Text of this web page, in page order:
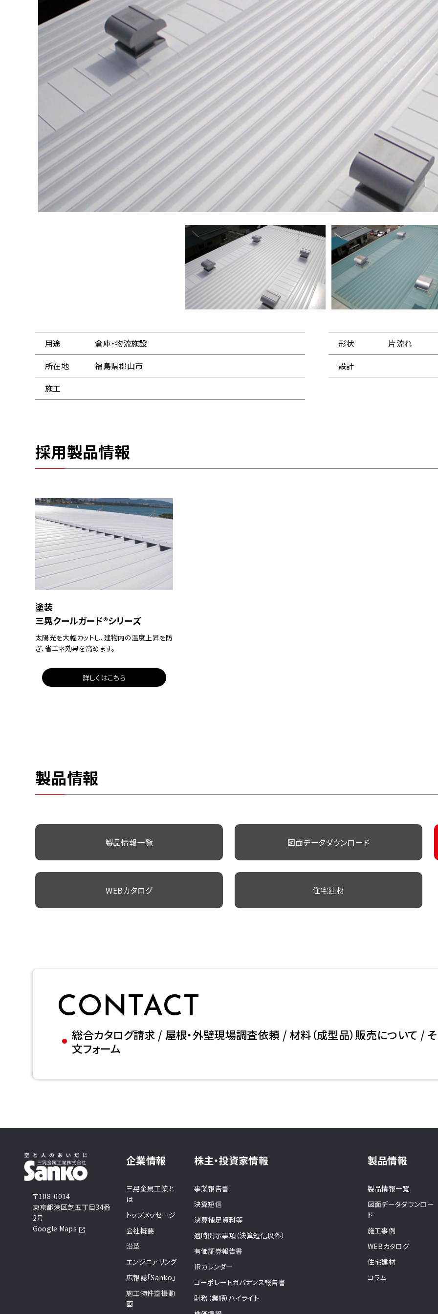
用途 倉庫・物流施設 形状
片流れ
所在地
福島県郡山市
設計
施工
採用製品情報
塗装
三晃クールガード®シリーズ
太陽光を大幅カットし、建物内の温度上昇を防
ぎ、省エネ効果を高めます。
詳しくはこちら
製品情報
製品情報一覧 図面データダウンロード
WEBカタログ 住宅建材
CONTACT
総合カタログ請求 / 屋根・外壁現場調査依頼 / 材料（成型品）販売について /
文フォーム
〒108-0014
東京都港区芝五丁目34番
2号
Google Maps
企業情報
三晃金属工業と
は
トップメッセージ
会社概要
沿革
エンジニアリング
広報誌「Sanko」
施工物件空撮動
画
株主・投資家情報
事業報告書
決算短信
決算補足資料等
適時開示事項（決算短信以外）
有価証券報告書
IRカレンダー
コーポレートガバナンス報告書
財務（業績）ハイライト
製品情報
製品情報一覧
図面データダウンロー
ド
施工事例
WEBカタログ
住宅建材
コラム